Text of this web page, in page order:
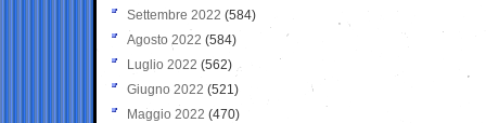
Settembre 2022 (584)
Agosto 2022 (584)
Luglio 2022 (562)
Giugno 2022 (521)
Maggio 2022 (470)